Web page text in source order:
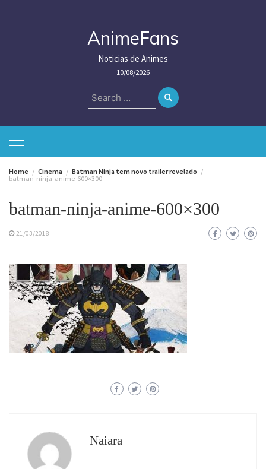
AnimeFans
Noticias de Animes
10/08/2026
Search
for:
Home Cinema
Batman Ninja tem novo trailer revelado
batman-ninja-anime-600×300
batman-ninja-anime-600×300
21/03/2018
Naiara